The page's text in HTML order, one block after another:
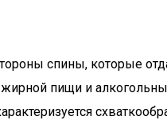
спины, которые
пищи и